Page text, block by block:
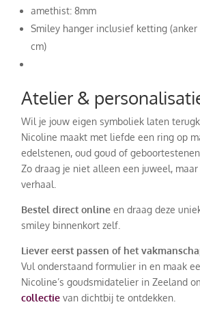
amethist: 8mm
Smiley hanger inclusief ketting (anker
cm)
Atelier &
Wil je jouw eigen symboliek laten
Nicoline maakt met liefde een ring op
edelstenen, oud goud of geboortestenen.
Zo draag je niet alleen een juweel,
verhaal.
Bestel direct online en draag deze
smiley binnenkort zelf.
Liever eerst passen of het
Vul onderstaand formulier in en maak
Nicoline’s goudsmidatelier in Zeeland
collectie van dichtbij te ontdekken.